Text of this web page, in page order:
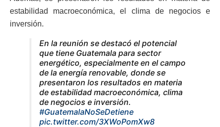
estabilidad macroeconómica, el clima de negocios e
inversión.
En la reunión se destacó el potencial
que tiene Guatemala para sector
energético, especialmente en el campo
de la energía renovable, donde se
presentaron los resultados en materia
de estabilidad macroeconómica, clima
de negocios e inversión.
#GuatemalaNoSeDetiene
pic.twitter.com/3XWoPomXw8